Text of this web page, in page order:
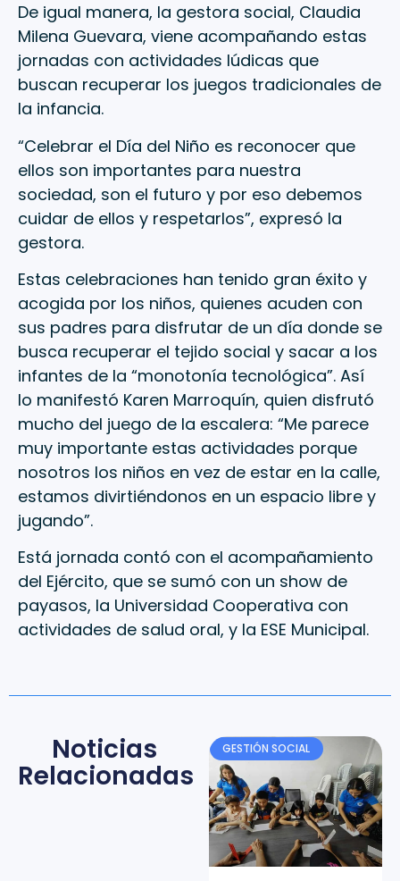
De igual manera, la gestora social, Claudia
Milena Guevara, viene acompañando estas
jornadas con actividades lúdicas que
buscan recuperar los juegos tradicionales de
la infancia.
“Celebrar el Día del Niño es reconocer que
ellos son importantes para nuestra
sociedad, son el futuro y por eso debemos
cuidar de ellos y respetarlos”, expresó la
gestora.
Estas celebraciones han tenido gran éxito y
acogida por los niños, quienes acuden con
sus padres para disfrutar de un día donde se
busca recuperar el tejido social y sacar a los
infantes de la “monotonía tecnológica”. Así
lo manifestó Karen Marroquín, quien disfrutó
mucho del juego de la escalera: “Me parece
muy importante estas actividades porque
nosotros los niños en vez de estar en la calle,
estamos divirtiéndonos en un espacio libre y
jugando”.
Está jornada contó con el acompañamiento
del Ejército, que se sumó con un show de
payasos, la Universidad Cooperativa con
actividades de salud oral, y la ESE Municipal.
Noticias
Relacionadas
GESTIÓN SOCIAL